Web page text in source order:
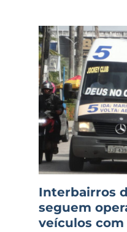
Interbairros
seguem
veículos com